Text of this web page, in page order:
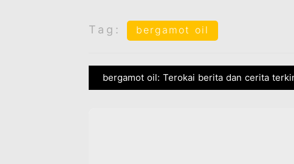
Tag: bergamot oil
bergamot oil: Terokai berita dan cerita